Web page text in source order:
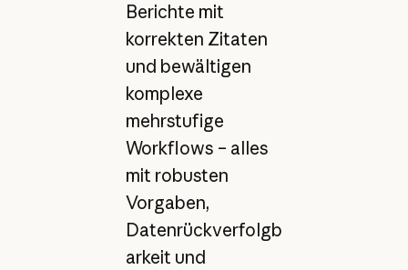
Berichte mit
korrekten Zitaten
und bewältigen
komplexe
mehrstufige
Workflows – alles
mit robusten
Vorgaben,
Datenrückverfolgb
arkeit und